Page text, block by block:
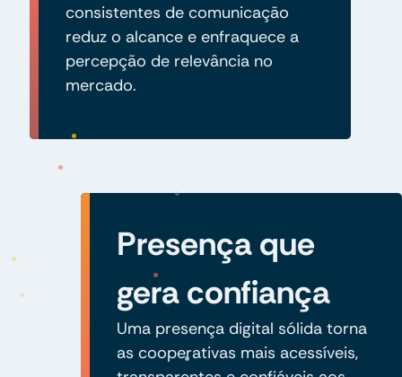
consistentes de comunicação
reduz o alcance e enfraquece a
percepção de relevância no
mercado.
Presença que
gera confiança
Uma presença digital sólida torna
as cooperativas mais acessíveis,